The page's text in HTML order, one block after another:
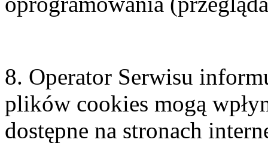
8. Operator Serwisu
plików cookies mogą
dostępne na stronach